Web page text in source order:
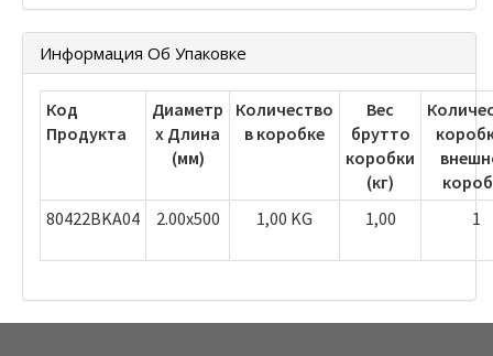
Информация Об Упаковке
Код
Продукта
Диаметр
х Длина
(мм)
Количество
в коробке
Вес
брутто
коробки
(кг)
80422BKA04
2.00x500 1,00 KG 1,00 1